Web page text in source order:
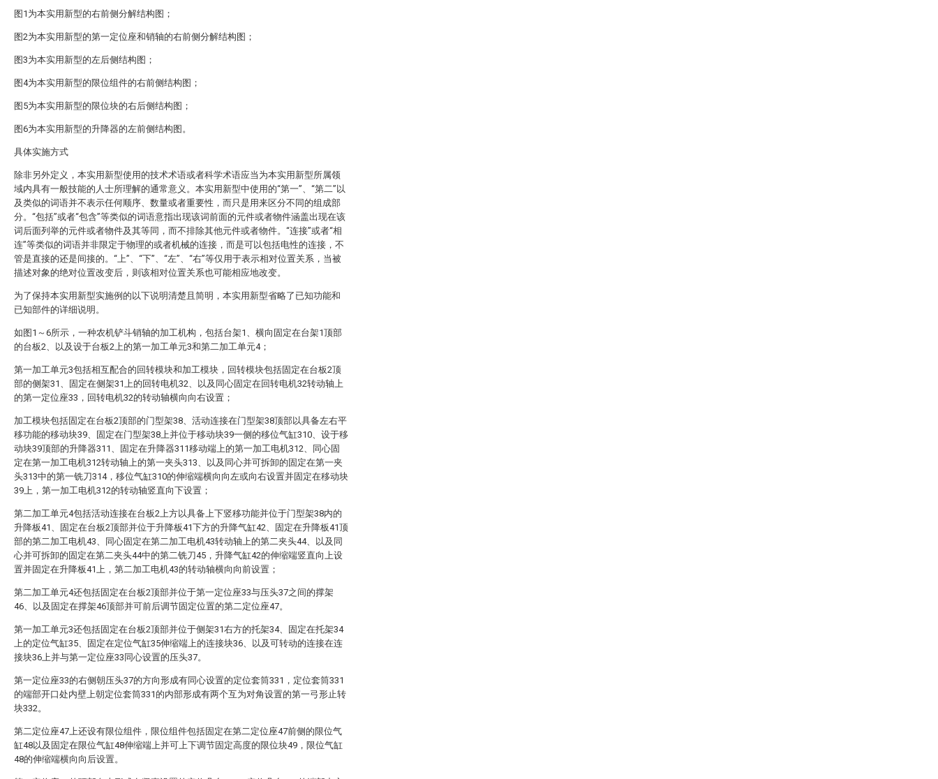
图1为本实用新型的右前侧分解结构图；
图2为本实用新型的第一定位座和销轴的右前侧分解结构图；
图3为本实用新型的左后侧结构图；
图4为本实用新型的限位组件的右前侧结构图；
图5为本实用新型的限位块的右后侧结构图；
图6为本实用新型的升降器的左前侧结构图。
具体实施方式
除非另外定义，本实用新型使用的技术术语或者科学术语应当为本实用新型所属领
域内具有一般技能的人士所理解的通常意义。本实用新型中使用的“第一”、“第二”以
及类似的词语并不表示任何顺序、数量或者重要性，而只是用来区分不同的组成部
分。“包括”或者“包含”等类似的词语意指出现该词前面的元件或者物件涵盖出现在该
词后面列举的元件或者物件及其等同，而不排除其他元件或者物件。“连接”或者“相
连”等类似的词语并非限定于物理的或者机械的连接，而是可以包括电性的连接，不
管是直接的还是间接的。“上”、“下”、“左”、“右”等仅用于表示相对位置关系，当被
描述对象的绝对位置改变后，则该相对位置关系也可能相应地改变。
为了保持本实用新型实施例的以下说明清楚且简明，本实用新型省略了已知功能和
已知部件的详细说明。
如图1～6所示，一种农机铲斗销轴的加工机构，包括台架1、横向固定在台架1顶部
的台板2、以及设于台板2上的第一加工单元3和第二加工单元4；
第一加工单元3包括相互配合的回转模块和加工模块，回转模块包括固定在台板2顶
部的侧架31、固定在侧架31上的回转电机32、以及同心固定在回转电机32转动轴上
的第一定位座33，回转电机32的转动轴横向向右设置；
加工模块包括固定在台板2顶部的门型架38、活动连接在门型架38顶部以具备左右平
移功能的移动块39、固定在门型架38上并位于移动块39一侧的移位气缸310、设于移
动块39顶部的升降器311、固定在升降器311移动端上的第一加工电机312、同心固
定在第一加工电机312转动轴上的第一夹头313、以及同心并可拆卸的固定在第一夹
头313中的第一铣刀314，移位气缸310的伸缩端横向向左或向右设置并固定在移动块
39上，第一加工电机312的转动轴竖直向下设置；
第二加工单元4包括活动连接在台板2上方以具备上下竖移功能并位于门型架38内的
升降板41、固定在台板2顶部并位于升降板41下方的升降气缸42、固定在升降板41顶
部的第二加工电机43、同心固定在第二加工电机43转动轴上的第二夹头44、以及同
心并可拆卸的固定在第二夹头44中的第二铣刀45，升降气缸42的伸缩端竖直向上设
置并固定在升降板41上，第二加工电机43的转动轴横向向前设置；
第二加工单元4还包括固定在台板2顶部并位于第一定位座33与压头37之间的撑架
46、以及固定在撑架46顶部并可前后调节固定位置的第二定位座47。
第一加工单元3还包括固定在台板2顶部并位于侧架31右方的托架34、固定在托架34
上的定位气缸35、固定在定位气缸35伸缩端上的连接块36、以及可转动的连接在连
接块36上并与第一定位座33同心设置的压头37。
第一定位座33的右侧朝压头37的方向形成有同心设置的定位套筒331，定位套筒331
的端部开口处内壁上朝定位套筒331的内部形成有两个互为对角设置的第一弓形止转
块332。
第二定位座47上还设有限位组件，限位组件包括固定在第二定位座47前侧的限位气
缸48以及固定在限位气缸48伸缩端上并可上下调节固定高度的限位块49，限位气缸
48的伸缩端横向向后设置。